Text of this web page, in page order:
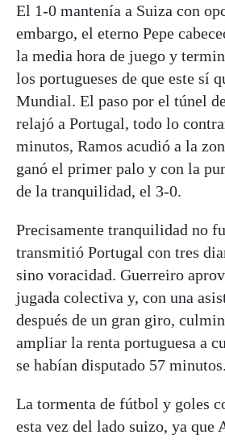
El 1-0 mantenía a Suiza con
embargo, el eterno Pepe
la media hora de juego y
los portugueses de que este sí
Mundial. El paso por el túnel
relajó a Portugal, todo lo
minutos, Ramos acudió a la
ganó el primer palo y con la
de la tranquilidad, el 3-0.
Precisamente tranquilidad no
transmitió Portugal con tres
sino voracidad. Guerreiro
jugada colectiva y, con una
después de un gran giro,
ampliar la renta portuguesa a
se habían disputado 57 minutos.
La tormenta de fútbol y goles
esta vez del lado suizo, ya que